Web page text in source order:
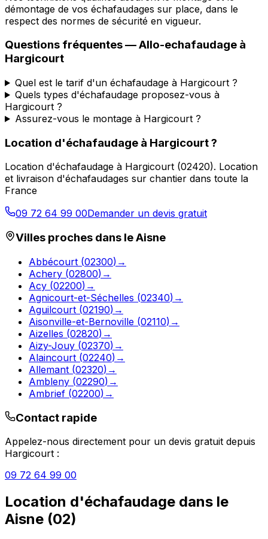
démontage de vos échafaudages sur place, dans le
respect des normes de sécurité en vigueur.
Questions fréquentes —Allo-echafaudage à
Hargicourt
Quel est le tarif d'un échafaudage à Hargicourt ?
Quels types d'échafaudage proposez-vous à
Hargicourt ?
Assurez-vous le montage à Hargicourt ?
Location d'échafaudage à Hargicourt?
Location d'échafaudage à Hargicourt (02420). Location
et livraison d'échafaudages sur chantier dans toute la
France
09 72 64 99 00Demander un devis gratuit
Villes proches dans leAisne
Abbécourt (02300) →
Achery (02800) →
Acy (02200) →
Agnicourt-et-Séchelles (02340) →
Aguilcourt (02190) →
Aisonville-et-Bernoville (02110) →
Aizelles (02820) →
Aizy-Jouy (02370) →
Alaincourt (02240) →
Allemant (02320) →
Ambleny (02290) →
Ambrief (02200) →
Contact rapide
Appelez-nous directement pour un devis gratuit depuis
Hargicourt :
09 72 64 99 00
Location d'échafaudage dans le
Aisne (02)